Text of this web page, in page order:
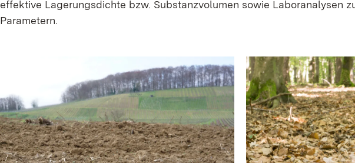
effektive Lagerungsdichte bzw. Substanzvolumen sowie Laboranalysen
Parametern.